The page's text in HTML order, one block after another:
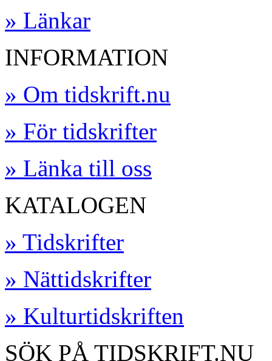
» Länkar
INFORMATION
» Om tidskrift.nu
» För tidskrifter
» Länka till oss
KATALOGEN
» Tidskrifter
» Nättidskrifter
» Kulturtidskriften
SÖK PÅ TIDSKRIFT.NU